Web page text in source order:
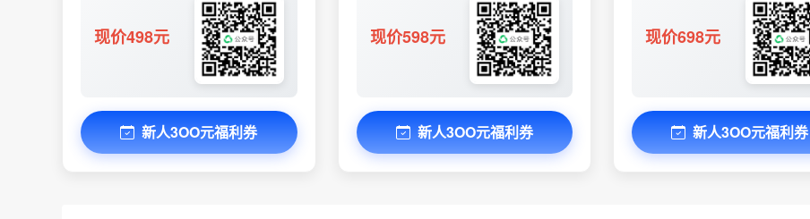
现价498元
新人3OO元福利券
现价598元
新人3OO元福利券
现价698元
新人3OO元福利券